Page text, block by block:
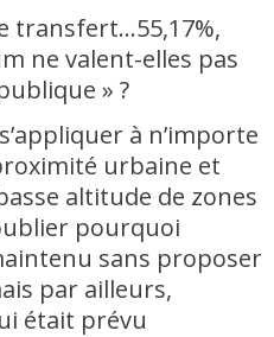
transfert…55,17%,
ne valent-elles pas
» ?
à n’importe
urbaine et
altitude de zones
pourquoi
sans proposer
par ailleurs,
était prévu